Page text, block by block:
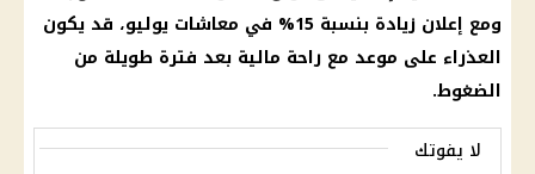
ومع إعلان زيادة بنسبة 15 % في معاشات يوليو، قد يكون
العذراء على موعد مع راحة مالية بعد فترة طويلة من
الضغوط.
لا يفوتك